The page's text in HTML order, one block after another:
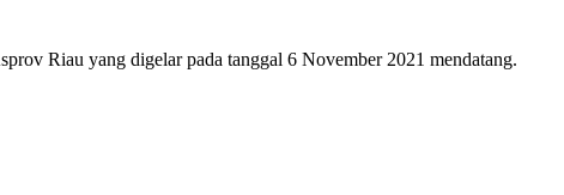
Riau yang digelar pada tanggal 6 November 2021 mendatang.